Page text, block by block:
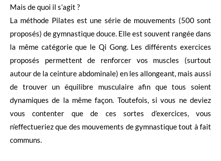
Mais de quoi il s’agit ?
La méthode Pilates est une série de mouvements (500 sont
proposés) de gymnastique douce. Elle est souvent rangée dans
la même catégorie que le Qi Gong. Les différents exercices
proposés permettent de renforcer vos muscles (surtout
autour de la ceinture abdominale) en les allongeant, mais aussi
de trouver un équilibre musculaire afin que tous soient
dynamiques de la même façon. Toutefois, si vous ne deviez
vous contenter que de ces sortes d’exercices, vous
n’effectueriez que des mouvements de gymnastique tout à fait
communs.